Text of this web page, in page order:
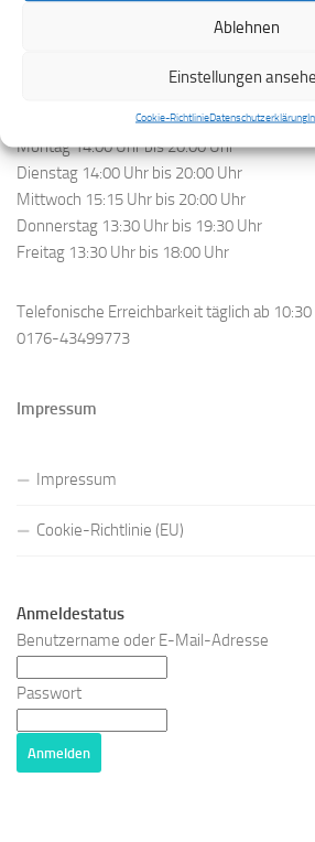
Ablehnen
Einstellungen
Cookie-RichtlinieDatenschutzerklärung
Montag 14:00 Uhr bis 20:00 Uhr
Dienstag 14:00 Uhr bis 20:00 Uhr
Mittwoch 15:15 Uhr bis 20:00 Uhr
Donnerstag 13:30 Uhr bis 19:30 Uhr
Freitag 13:30 Uhr bis 18:00 Uhr
Telefonische Erreichbarkeit täglich ab
0176-43499773
Impressum
Impressum
Cookie-Richtlinie (EU)
Anmeldestatus
Benutzername oder E-Mail-Adresse
Passwort